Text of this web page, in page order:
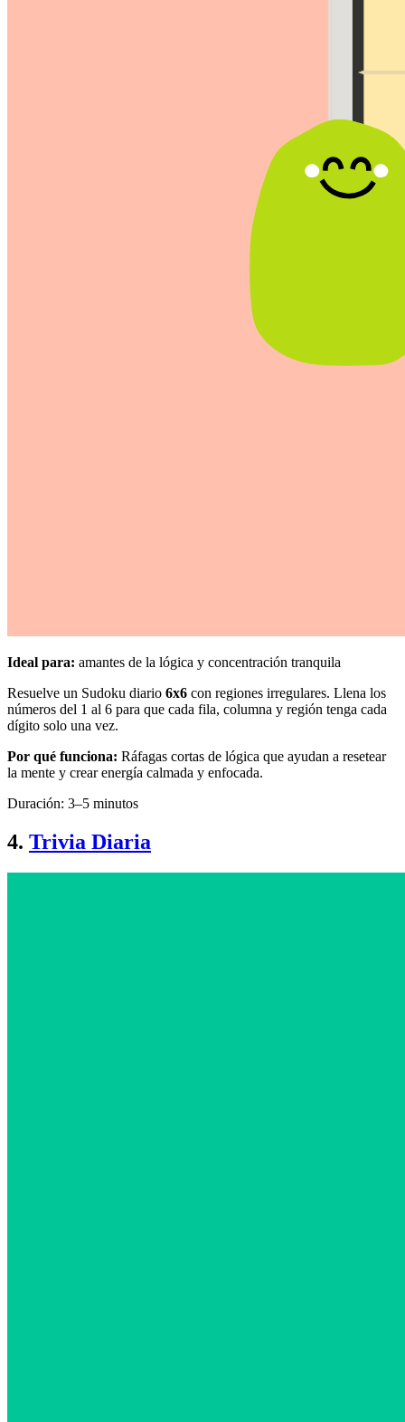
Ideal para: amantes de la lógica y concentración tranquila
Resuelve un Sudoku diario 6x6 con regiones irregulares. Llena los
números del 1 al 6 para que cada fila, columna y región tenga cada
dígito solo una vez.
Por qué funciona: Ráfagas cortas de lógica que ayudan a resetear
la mente y crear energía calmada y enfocada.
Duración: 3–5 minutos
4. Trivia Diaria